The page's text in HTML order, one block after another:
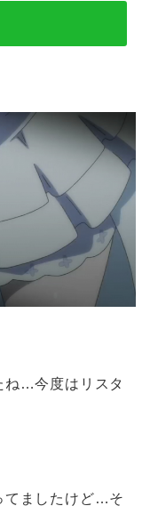
ね…今度はリスタ
てましたけど…そ